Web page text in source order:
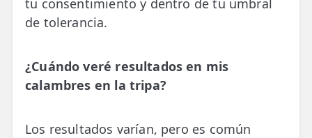
de tolerancia.
¿Cuándo veré resultados en mis
calambres en la tripa?
Los resultados varían, pero es común